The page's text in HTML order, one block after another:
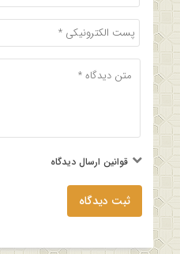
قوانین ارسال دیدگاه
ثبت دیدگاه